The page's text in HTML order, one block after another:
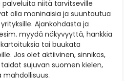
niitä tarvitseville
olla moninaisia ja suuntautua
Ajankohdasta ja
myydä näkyvyyttä, hankkia
tai buukata
Jos olet aktiivinen, sinnikäs,
sujuvan suomen kielen,
mahdollisuus.